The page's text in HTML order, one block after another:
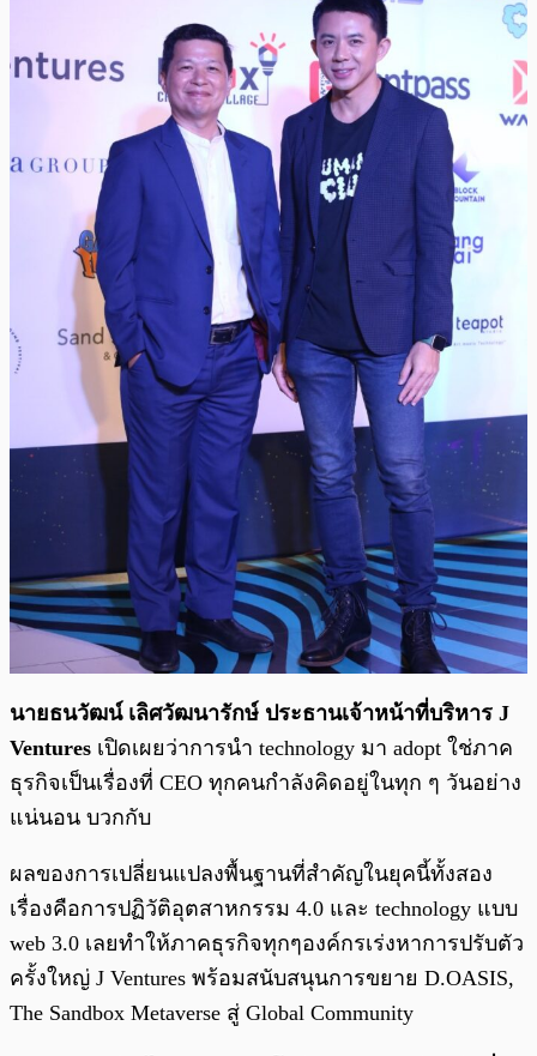
นายธนวัฒน์ เลิศวัฒนารักษ์ ประธานเจ้าหน้าที่บริหาร J
Ventures เปิดเผยว่าการนำ technology มา adopt ใช่ภาค
ธุรกิจเป็นเรื่องที่ CEO ทุกคนกำลังคิดอยู่ในทุก ๆ วันอย่าง
แน่นอน บวกกับ
ผลของการเปลี่ยนแปลงพื้นฐานที่สำคัญในยุคนี้ทั้งสอง
เรื่องคือการปฏิวัติอุตสาหกรรม 4.0 และ technology แบบ
web 3.0 เลยทำให้ภาคธุรกิจทุกๆองค์กรเร่งหาการปรับตัว
ครั้งใหญ่ J Ventures พร้อมสนับสนุนการขยาย D.OASIS,
The Sandbox Metaverse สู่ Global Community